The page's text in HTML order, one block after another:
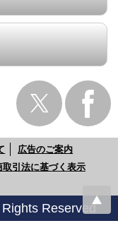
広告のご案内
取引法に基づく表示
Reserved